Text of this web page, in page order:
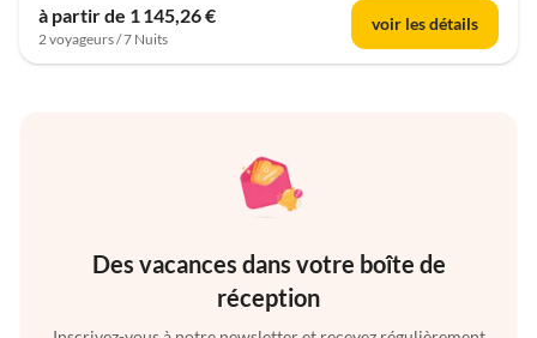
à partir de 1 145,26 €
2 voyageurs / 7 Nuits
voir les détails
Des vacances dans votre boîte de
réception